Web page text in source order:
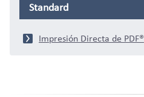
Standard
Impresión Directa de PDF®